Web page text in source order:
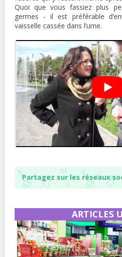
Quoi que vous fassiez plus
germes - il est préférable
vaisselle cassée dans l’urne.
Partagez sur les réseaux
ARTICLES